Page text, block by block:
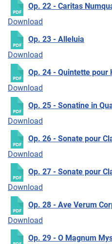
Op. 22 - Caritas
Download
Op. 23 - Alleluia
Download
Op. 24 - Quintette pour
Download
Op. 25 - Sonatine in
Download
Op. 26 - Sonate pour
Download
Op. 27 - Sonate pour
Download
Op. 28 - Ave Verum
Download
Op. 29 - O Magnum